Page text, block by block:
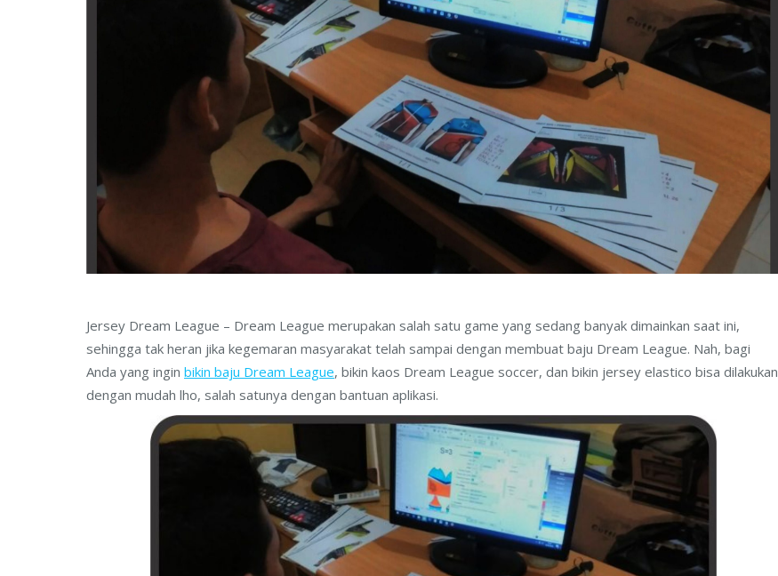
Jersey Dream League – Dream League merupakan salah satu game yang sedang banyak dimainkan saat ini,
sehingga tak heran jika kegemaran masyarakat telah sampai dengan membuat baju Dream League. Nah, bagi
Anda yang ingin bikin baju Dream League, bikin kaos Dream League soccer, dan bikin jersey elastico bisa dilakukan
dengan mudah lho, salah satunya dengan bantuan aplikasi.